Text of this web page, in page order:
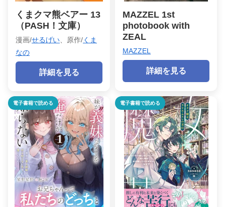
くまクマ熊ベアー 13
（PASH！文庫）
漫画/せるげい 、原作/くま
なの
詳細を見る
MAZZEL 1st
photobook with
ZEAL
MAZZEL
詳細を見る
電子書籍で読める 電子書籍で読める